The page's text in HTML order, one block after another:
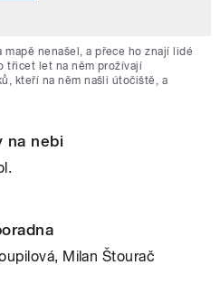
nenašel, a přece ho znají lidé
třicet let na něm prožívají
kteří na něm našli útočiště, a
na nebi
Milan Štourač